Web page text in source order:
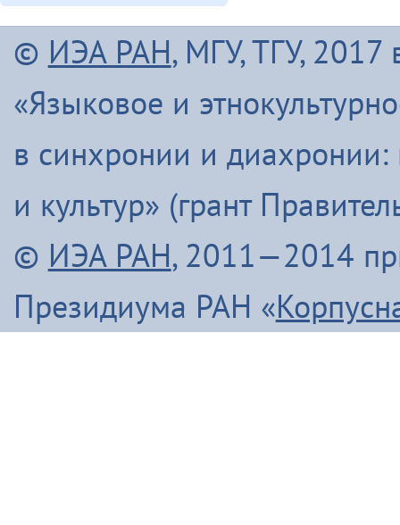
© ИЭА РАН, МГУ, ТГУ, 2017
«Языковое и
в синхронии и диахронии:
и культур» (грант
© ИЭА РАН, 2011—2014
Президиума РАН «